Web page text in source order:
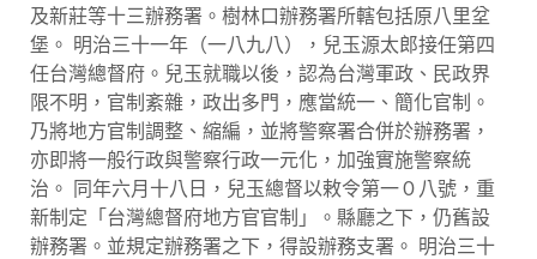
及新莊等十三辦務署。樹林口辦務署所轄包括原八里坌
堡。 明治三十一年（一八九八），兒玉源太郎接任第四
任台灣總督府。兒玉就職以後，認為台灣軍政、民政界
限不明，官制紊雜，政出多門，應當統一、簡化官制。
乃將地方官制調整、縮編，並將警察署合併於辦務署，
亦即將一般行政與警察行政一元化，加強實施警察統
治。 同年六月十八日，兒玉總督以敕令第一０八號，重
新制定「台灣總督府地方官官制」。縣廳之下，仍舊設
辦務署。並規定辦務署之下，得設辦務支署。 明治三十